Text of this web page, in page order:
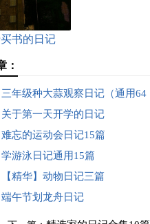
书的日记
：
三年级种大蒜观察日记（通用64
）
关于第一天开学的日记
难忘的运动会日记15篇
学游泳日记通用15篇
【精华】动物日记三篇
端午节划龙舟日记